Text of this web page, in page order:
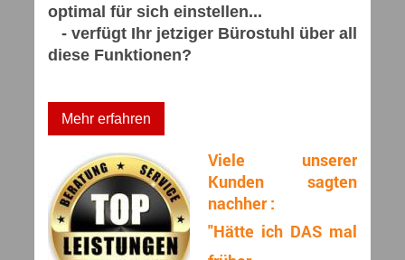
optimal für sich einstellen...
- verfügt Ihr jetziger Bürostuhl über all
diese Funktionen?
Mehr erfahren
Viele unserer
Kunden sagten
nachher :
"Hätte ich DAS mal